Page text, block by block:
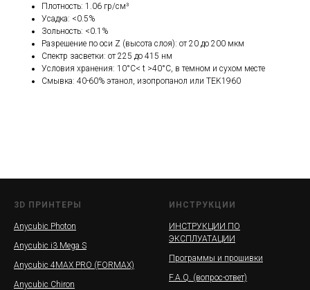
Плотность: 1.06 гр/см³
Усадка: <0.5%
Зольность: <0.1%
Разрешение по оси Z (высота слоя): от 20 до 200 мкм
Спектр засветки: от 225 до 415 нм
Условия хранения: 10°C< t >40°C, в темном и сухом месте
Смывка: 40-60% этанол, изопропанол или TEK1960
3D ПРИНТЕРЫ
Anycubic Photon
Anycubic i3 Mega S
Anycubic 4MAX PRO (FORMAX)
Anycubic Chiron
ИНСТРУКЦИИ
ИНСТРУКЦИИ ПО
ЭКСПЛУАТАЦИИ
Программы и прошивки
F.A.Q. (вопрос-ответ)